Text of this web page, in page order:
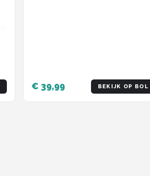
€ 39,99 BEKIJK OP BOL